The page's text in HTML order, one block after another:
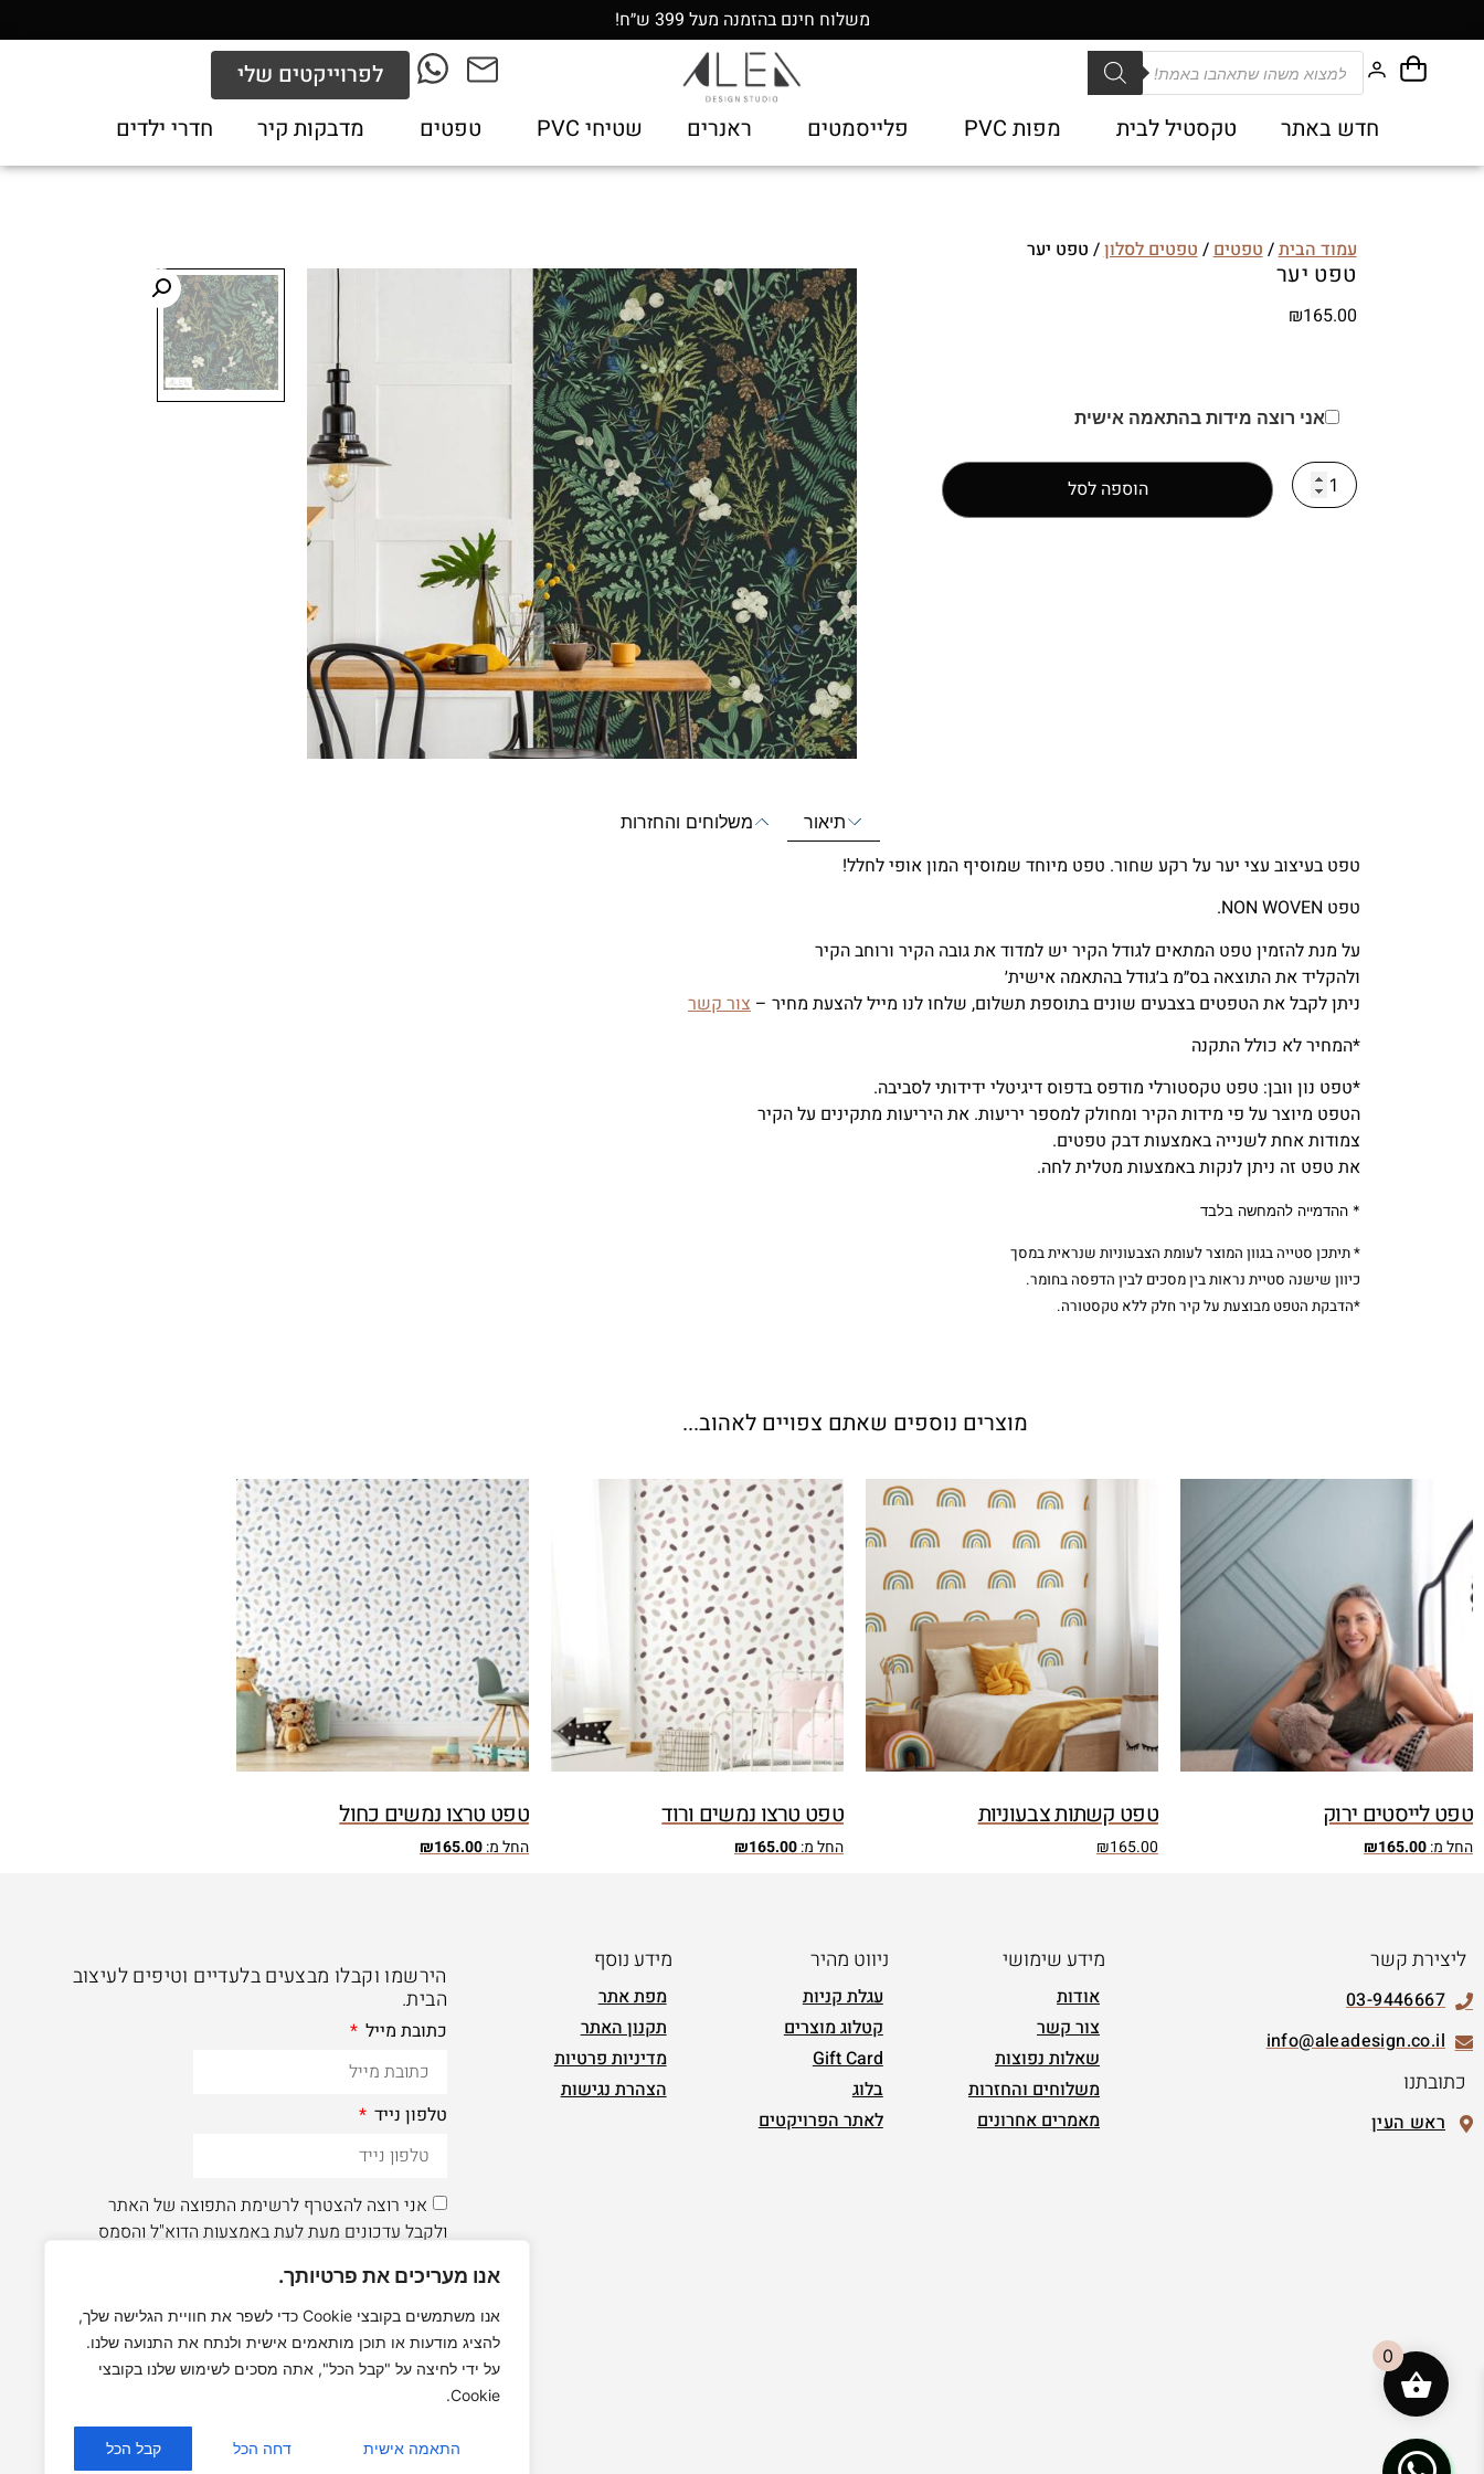
אנו מעריכים את פרטיותך.
אנו משתמשים בקובצי Cookie כדי לשפר את חוויית הגלישה שלך,
להציג מודעות או תוכן מותאמים אישית ולנתח את התנועה שלנו.
על ידי לחיצה על "קבל הכל", אתה מסכים לשימוש שלנו בקובצי
Cookie.
התאמה אישית דחה הכל קבל הכל
משלוח חינם בהזמנה מעל 399 ש״ח!
לפרוייקטים שלי
חדש באתר
טקסטיל לבית מפות PVC פלייסמטים ראנרים שטיחי PVC טפטים מדבקות קיר חדרי ילדים
עמוד הבית/טפטים/טפטים לסלון/ טפט יער
טפט יער
₪165.00
אני רוצה מידות בהתאמה אישית
הוספה לסל
תיאור משלוחים והחזרות
טפט בעיצוב עצי יער על רקע שחור. טפט מיוחד שמוסיף המון אופי לחלל!
טפט NON WOVEN.
על מנת להזמין טפט המתאים לגודל הקיר יש למדוד את גובה הקיר ורוחב הקיר
ולהקליד את התוצאה בס״מ ב׳גודל בהתאמה אישית׳
ניתן לקבל את הטפטים בצבעים שונים בתוספת תשלום, שלחו לנו מייל להצעת מחיר – צור קשר
*המחיר לא כולל התקנה
*טפט נון וובן: טפט טקסטורלי מודפס בדפוס דיגיטלי ידידותי לסביבה.
הטפט מיוצר על פי מידות הקיר ומחולק למספר יריעות. את היריעות מתקינים על הקיר
צמודות אחת לשנייה באמצעות דבק טפטים.
את טפט זה ניתן לנקות באמצעות מטלית לחה.
* ההדמייה להמחשה בלבד
* תיתכן סטייה בגוון המוצר לעומת הצבעוניות שנראית במסך
כיוון שישנה סטיית נראות בין מסכים לבין הדפסה בחומר.
*הדבקת הטפט מבוצעת על קיר חלק ללא טקסטורה.
מוצרים נוספים שאתם צפויים לאהוב...
טפט לייסטים ירוק
החל מ: ₪165.00
טפט קשתות צבעוניות
₪165.00
טפט טרצו נמשים ורוד
החל מ: ₪165.00
טפט טרצו נמשים כחול
החל מ: ₪165.00
ליצירת קשר
03-9446667
info@aleadesign.co.il
כתובתנו
ראש העין
מידע שימושי
אודות
צור קשר
שאלות נפוצות
משלוחים והחזרות
מאמרים אחרונים
ניווט מהיר
עגלת קניות
קטלוג מוצרים
Gift Card
בלוג
לאתר הפרויקטים
מידע נוסף
מפת אתר
תקנון האתר
מדיניות פרטיות
הצהרת נגישות
הירשמו וקבלו מבצעים בלעדיים וטיפים לעיצוב
הבית.
כתובת מייל
טלפון נייד
אני רוצה להצטרף לרשימת התפוצה של האתר
ולקבל עדכונים מעת לעת באמצעות הדוא"ל והסמס
הרשמה
לעוד תוכן איכותי - תעקבו AleaDesign@ 0